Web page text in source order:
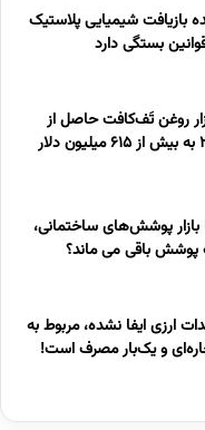
بازیافت شیمیایی پلاستیک
بستگی دارد
روغن تَف‌کافت حاصل از
پسماند تا سال ۲۰۳۶ به بیش از ۶۱۵ میلیون دلار
پوشش‌های ساختمانی،
پوشش باقی می ماند؟
ارزی ایفا نشده، مربوط به
و یک‌بار مصرف است!